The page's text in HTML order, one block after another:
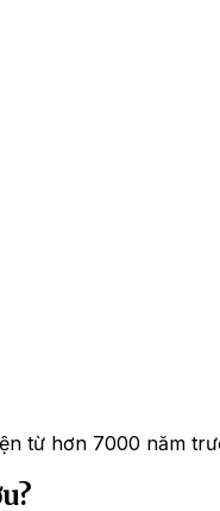
từ hơn 7000 năm